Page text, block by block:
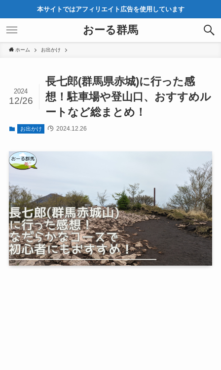
本サイトではアフィリエイト広告を使用しています
おーる群馬
ホーム お出かけ
長七郎(群馬県赤城)に行った感
想！駐車場や登山口、おすすめル
ートなど総まとめ！
2024
12/26
お出かけ 2024.12.26